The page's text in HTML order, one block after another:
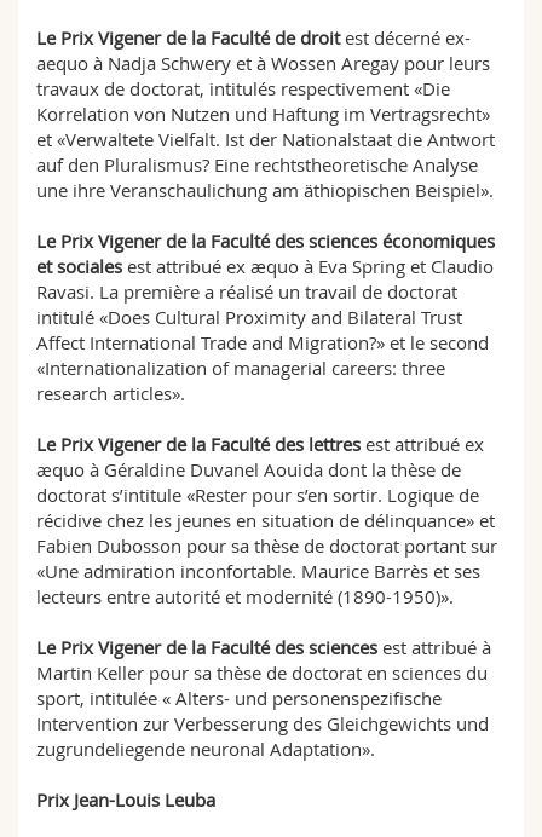
Le Prix Vigener de la Faculté de droitest décerné ex-
aequo à Nadja Schwery et à Wossen Aregay pour leurs
travaux de doctorat, intitulés respectivement «Die
Korrelation von Nutzen und Haftung im Vertragsrecht»
et «Verwaltete Vielfalt. Ist der Nationalstaat die Antwort
auf den Pluralismus? Eine rechtstheoretische Analyse
une ihre Veranschaulichung am äthiopischen Beispiel».
Le Prix Vigener de la Faculté des sciences économiques
et sociales est attribué ex æquo à Eva Spring et Claudio
Ravasi. La première a réalisé un travail de doctorat
intitulé «Does Cultural Proximity and Bilateral Trust
Affect International Trade and Migration?» et le second
«Internationalization of managerial careers: three
research articles».
Le Prix Vigener de la Faculté des lettres est attribué ex
æquo à Géraldine Duvanel Aouida dont la thèse de
doctorat s’intitule «Rester pour s’en sortir. Logique de
récidive chez les jeunes en situation de délinquance» et
Fabien Dubosson pour sa thèse de doctorat portant sur
«Une admiration inconfortable. Maurice Barrès et ses
lecteurs entre autorité et modernité (1890-1950)».
Le Prix Vigener de la Faculté des sciences est attribué à
Martin Keller pour sa thèse de doctorat en sciences du
sport, intitulée « Alters- und personenspezifische
Intervention zur Verbesserung des Gleichgewichts und
zugrundeliegende neuronal Adaptation».
Prix Jean-Louis Leuba